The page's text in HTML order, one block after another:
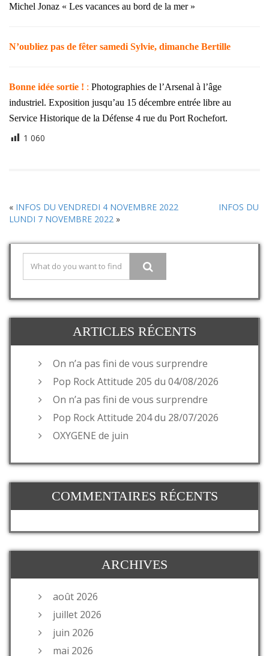
Michel Jonaz « Les vacances au bord de la mer »
N’oubliez pas de fêter samedi Sylvie, dimanche Bertille
Bonne idée sortie ! : Photographies de l’Arsenal à l’âge
industriel. Exposition jusqu’au 15 décembre entrée libre au
Service Historique de la Défense 4 rue du Port Rochefort.
1 060
« INFOS DU VENDREDI 4 NOVEMBRE 2022
INFOS DU
LUNDI 7 NOVEMBRE 2022 »
ARTICLES RÉCENTS
On n’a pas fini de vous surprendre
Pop Rock Attitude 205 du 04/08/2026
On n’a pas fini de vous surprendre
Pop Rock Attitude 204 du 28/07/2026
OXYGENE de juin
COMMENTAIRES RÉCENTS
ARCHIVES
août 2026
juillet 2026
juin 2026
mai 2026